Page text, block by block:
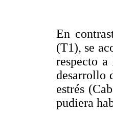
En
(T1), se
respecto
desarrollo
estrés
pudiera